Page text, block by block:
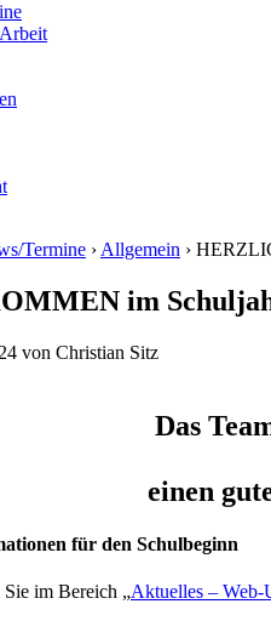
Termine › Allgemein ›
im
von Christian Sitz
Das
einen
für den Schulbeginn
im Bereich „Aktuelles – Web-